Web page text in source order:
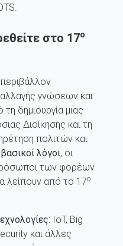
στο 17ο
γνώσεων και
δημιουργία μιας
Διοίκησης και τη
πολιτών και
λόγοι, οι
των φορέων
λείπουν από το 17ο
: IoT, Big
και άλλες